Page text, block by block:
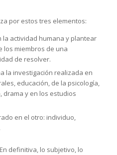
por estos tres elementos:
la actividad humana y plantear
los miembros de una
de resolver.
la investigación realizada en
educación, de la psicología,
drama y en los estudios
en el otro: individuo,
En definitiva, lo subjetivo, lo